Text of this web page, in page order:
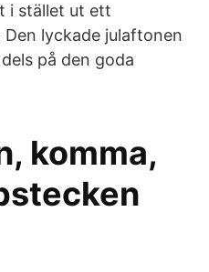
i stället ut ett
lyckade julaftonen
på den goda
komma,